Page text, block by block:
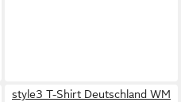
style3 T-Shirt Deutschland WM